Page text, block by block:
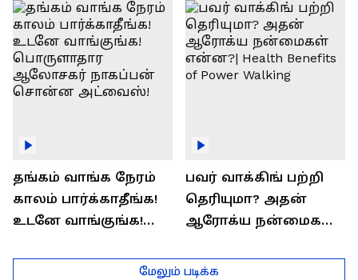
ராஜீவ் சந்தோஷம் ! Interview
தங்கம் வாங்க நேரம்
காலம் பார்க்காதீங்க!
உடனே வாங்குங்க!
ஆலோசகர் நாகப்பன்
பவர் வாக்கிங் பற்றி
தெரியுமா? அதன்
ஆரோக்ய நன்மைகள்
of Power Walking
மேலும் படிக்க